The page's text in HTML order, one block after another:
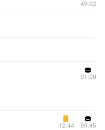
49:02
01:00
12:44 59:45